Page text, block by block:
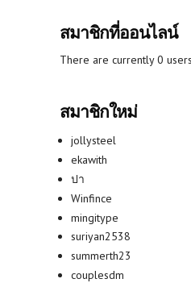
สมาชิกที่ออนไลน์
There are currently 0
สมาชิกใหม่
jollysteel
ekawith
ปา
Winfince
mingitype
suriyan2538
summerth23
couplesdm